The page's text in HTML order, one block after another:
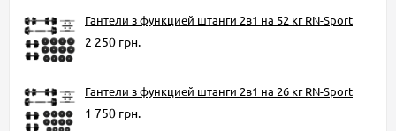
Гантели з функцией штанги 2в1 на 52 кг RN-Sport
2 250 грн.
Гантели з функцией штанги 2в1 на 26 кг RN-Sport
1 750 грн.